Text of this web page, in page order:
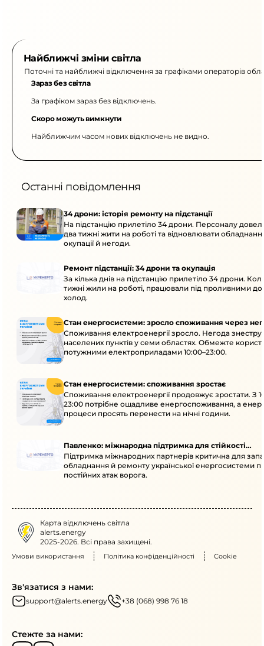
Найближчі зміни світла
Поточні та найближчі відключення за графіками операторів
Зараз без світла
За графіком зараз без відключень.
Скоро можуть вимкнути
Найближчим часом нових відключень не видно.
Останні повідомлення
34 дрони: історія ремонту на підстанції
На підстанцію прилетіло 34 дрони. Персоналу
два тижні жити на роботі та відновлювати
окупації й негоди.
Ремонт підстанції: 34 дрони та окупація
За кілька днів на підстанцію прилетіло 34 дрони.
тижні жили на роботі, працювали під проливними
холод.
Стан енергосистеми: зросло споживання через
Споживання електроенергії зросло. Негода
населених пунктів у семи областях. Обмежте
потужними електроприладами 10:00–23:00.
Стан енергосистеми: споживання зростає
Споживання електроенергії продовжує зростати. З
23:00 потрібне ощадливе енергоспоживання, а
процеси просять перенести на нічні години.
Павленко: міжнародна підтримка для стійкості
енергосистеми
Підтримка міжнародних партнерів критична для
обладнання й ремонту української енергосистеми
постійних атак ворога.
Карта відключень світла
alerts.energy
2025-2026. Всі права захищені.
Умови використання Політика конфіденційності Cookie
Зв'язатися з нами:
support@alerts.energy +38 (068) 998 76 18
Стежте за нами: